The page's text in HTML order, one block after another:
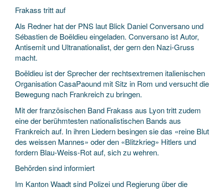
Frakass tritt auf
Als Redner hat der PNS laut Blick Daniel Conversano und
Sébastien de Boëldieu eingeladen. Conversano ist Autor,
Antisemit und Ultranationalist, der gern den Nazi-Gruss
macht.
Boëldieu ist der Sprecher der rechtsextremen italienischen
Organisation CasaPaound mit Sitz in Rom und versucht die
Bewegung nach Frankreich zu bringen.
Mit der französischen Band Frakass aus Lyon tritt zudem
eine der berühmtesten nationalistischen Bands aus
Frankreich auf. In ihren Liedern besingen sie das «reine Blut
des weissen Mannes» oder den «Blitzkrieg» Hitlers und
fordern Blau-Weiss-Rot auf, sich zu wehren.
Behörden sind informiert
Im Kanton Waadt sind Polizei und Regierung über die